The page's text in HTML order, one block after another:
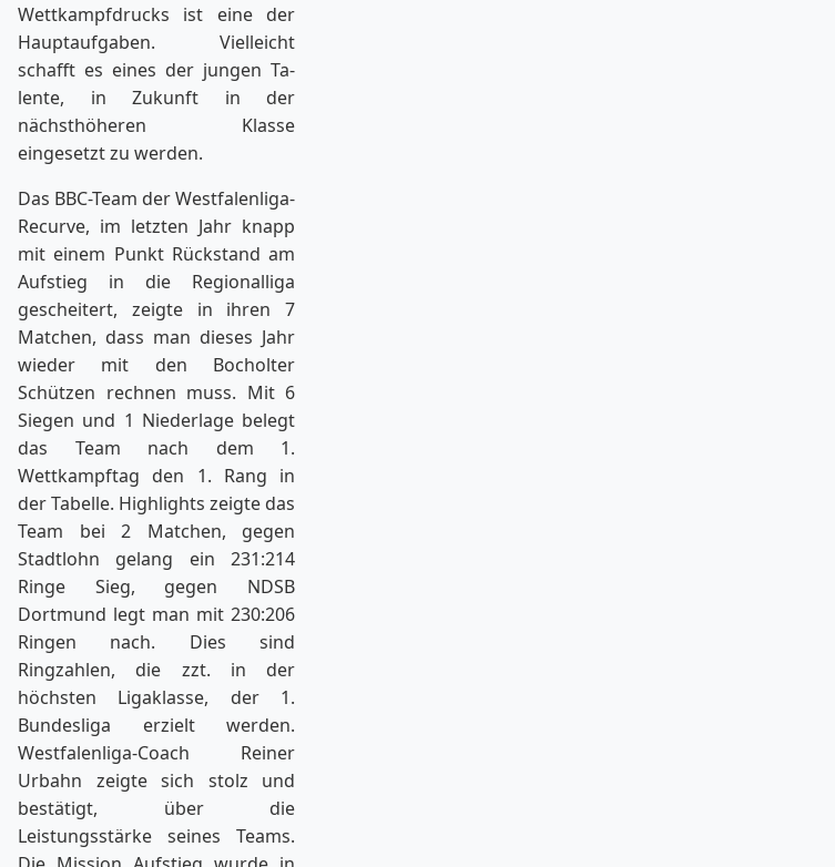
Wettkampfdrucks ist eine der
Hauptaufgaben. Vielleicht
schafft es eines der jungen Ta­
lente, in Zukunft in der
nächsthöheren Klasse
eingesetzt zu werden.
Das BBC-Team der Westfalenliga-
Recurve, im letzten Jahr knapp
mit einem Punkt Rück­stand am
Aufstieg in die Regionalliga
gescheitert, zeigte in ihren 7
Matchen, dass man dieses Jahr
wieder mit den Bocholter
Schützen rechnen muss. Mit 6
Siegen und 1 Niederlage belegt
das Team nach dem 1.
Wettkampftag den 1. Rang in
der Tabelle. Highlights zeigte das
Team bei 2 Matchen, gegen
Stadtlohn gelang ein 231:214
Ringe Sieg, gegen NDSB
Dortmund legt man mit 230:206
Ringen nach. Dies sind
Ringzahlen, die zzt. in der
höchsten Ligaklasse, der 1.
Bundesliga erzielt werden.
Westfalenliga-Coach Reiner
Urbahn zeigte sich stolz und
bestä­tigt, über die
Leistungsstärke seines Teams.